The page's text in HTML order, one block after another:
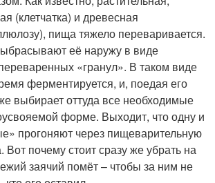
(клетчатка) и древесная
пища тяжело переваривается.
её наружу в виде
«гранул». В таком виде
ферментируется, и, поедая его
выбирает оттуда все необходимые
форме. Выходит, что одну и
прогоняют через пищеварительную
Вот почему стоит сразу же убрать на
заячий помёт – чтобы за ним не